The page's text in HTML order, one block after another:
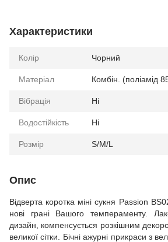
Характеристики
Колір Чорний
Матеріал Комбін. (поліамід
Вібрація Ні
Водостійкість Ні
Розмір S/M/L
Опис
Відверта коротка міні сукня Passion
нові грані Вашого темпераменту.
дизайн, компенсується розкішним
великої сітки. Бічні ажурні прикраси з